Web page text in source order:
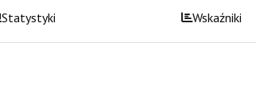
Statystyki Wskaźniki